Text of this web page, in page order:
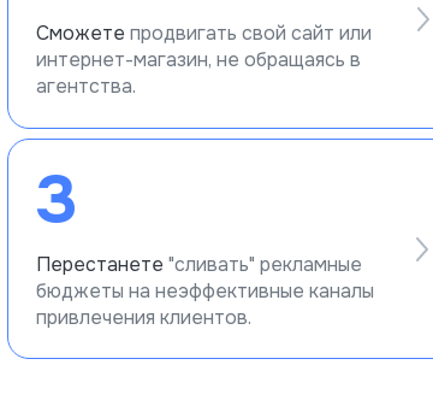
Cможете продвигать свой сайт или
интернет-магазин, не обращаясь в
агентства.
3
Перестанете "сливать" рекламные
бюджеты на неэффективные каналы
привлечения клиентов.